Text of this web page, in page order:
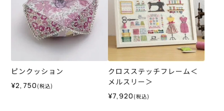
ピンクッション
¥2,750 (税込)
クロスステッチフレーム＜
メルスリー＞
¥7,920 (税込)